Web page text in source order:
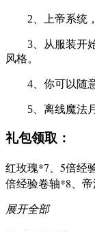
2、上帝系统，
3、从服装开始
风格。
4、你可以随意
5、离线魔法月
礼包领取：
红玫瑰*7、5倍经
倍经验卷轴*8、
展开全部